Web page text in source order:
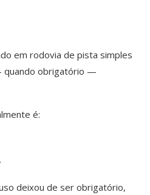
em rodovia de pista simples
quando obrigatório —
é:
deixou de ser obrigatório,